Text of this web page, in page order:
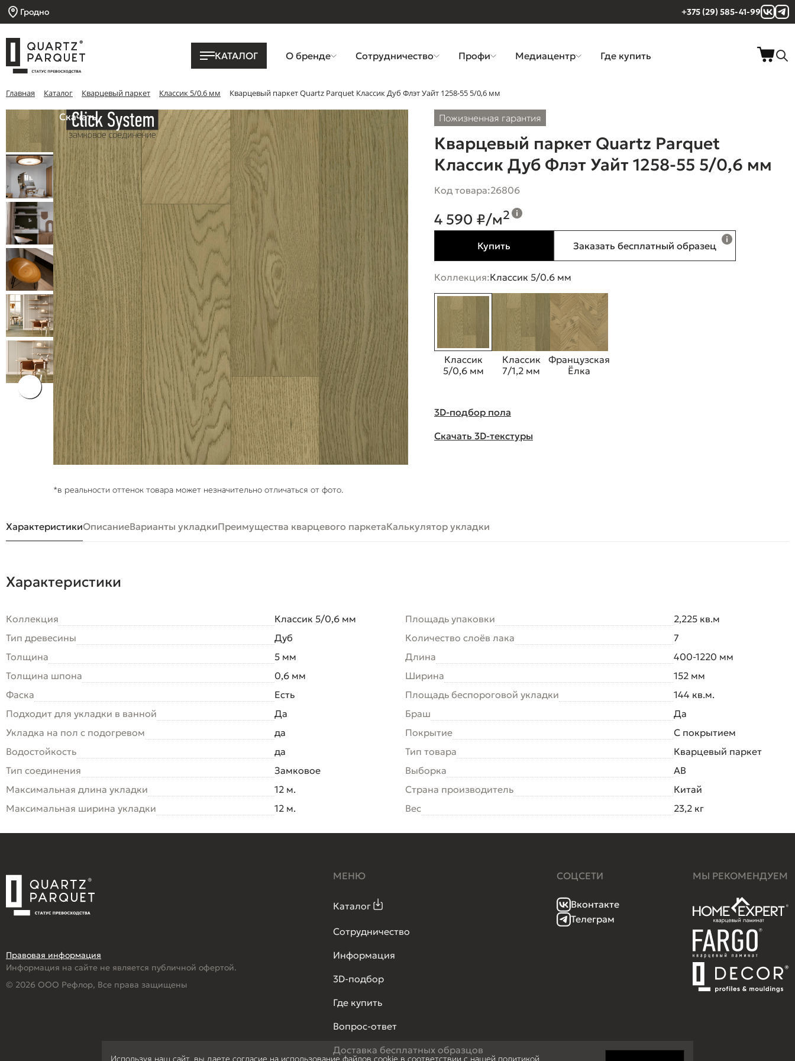
Гродно +375 (29) 585-41-99
КАТАЛОГ О бренде Сотрудничество Профи Медиацентр Где купить
Главная Каталог Кварцевый паркет Классик 5/0.6 мм Кварцевый паркет Quartz Parquet Классик Дуб Флэт Уайт 1258-55 5/0,6 мм
Скачать
*в реальности оттенок товара может незначительно отличаться от фото.
Пожизненная гарантия
Кварцевый паркет Quartz Parquet
Классик Дуб Флэт Уайт 1258-55 5/0,6 мм
Код товара:26806
4 590 ₽/м2
Купить Заказать бесплатный образец
Коллекция:Классик 5/0.6 мм
Классик
5/0,6 мм
Классик
7/1,2 мм
Французская
Ёлка
3D-подбор пола
Скачать 3D-текстуры
ХарактеристикиОписаниеВарианты укладкиПреимущества кварцевого паркетаКалькулятор укладки
Характеристики
Коллекция
Классик 5/0,6 мм
Тип древесины
Дуб
Толщина
5 мм
Толщина шпона
0,6 мм
Фаска
Есть
Подходит для укладки в ванной
Да
Укладка на пол c подогревом
да
Водостойкость
да
Тип соединения
Замковое
Максимальная длина укладки
12 м.
Максимальная ширина укладки
12 м.
Площадь упаковки
2,225 кв.м
Количество слоёв лака
7
Длина
400-1220 мм
Ширина
152 мм
Площадь беспороговой укладки
144 кв.м.
Браш
Да
Покрытие
С покрытием
Тип товара
Кварцевый паркет
Выборка
AB
Страна производитель
Китай
Вес
23,2 кг
Правовая информация
Информация на сайте не является публичной офертой.
© 2026 ООО Рефлор, Все права защищены
МЕНЮ
Каталог
Сотрудничество
Информация
3D-подбор
Где купить
Вопрос-ответ
Доставка бесплатных образцов
СОЦСЕТИ
Вконтакте
Телеграм
МЫ РЕКОМЕНДУЕМ
Используя наш сайт, вы даете согласие на использование файлов cookie в соответствии с нашей политикой